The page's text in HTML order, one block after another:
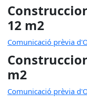
12 m2
Comunicació prèvia
m2
Comunicació prèvia